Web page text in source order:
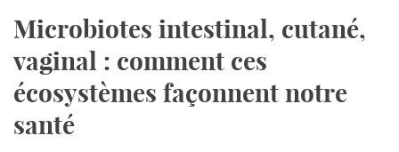
Microbiotes intestinal, cutané,
vaginal : comment ces
écosystèmes façonnent notre
santé